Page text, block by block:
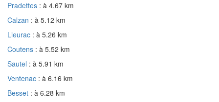
Pradettes : à 4.67 km
Calzan : à 5.12 km
Lieurac : à 5.26 km
Coutens : à 5.52 km
Sautel : à 5.91 km
Ventenac : à 6.16 km
Besset : à 6.28 km